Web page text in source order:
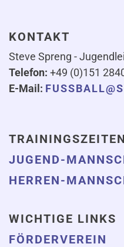
KONTAKT
Steve Spreng -
Telefon: +49 (0)151
E-Mail:
TRAININGSZEITEN
JUGEND-
HERREN-
WICHTIGE LINKS
FÖRDERVEREIN